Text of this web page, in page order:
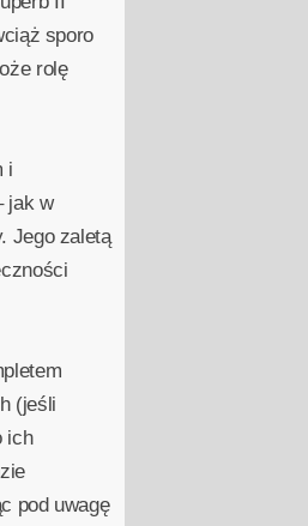
sporo
rolę
i
jak w
Jego zaletą
(jeśli
ich
pod uwagę